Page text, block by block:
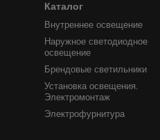
Каталог
Внутреннее освещение
Наружное светодиодное
освещение
Брендовые светильники
Установка освещения.
Электромонтаж
Электрофурнитура